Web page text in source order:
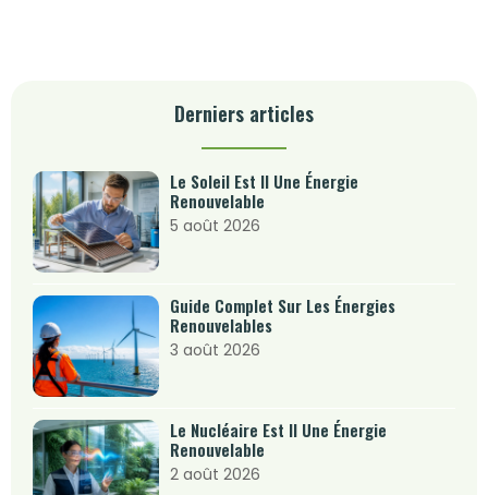
Derniers articles
Le Soleil Est Il Une Énergie
Renouvelable
5 août 2026
Guide Complet Sur Les Énergies
Renouvelables
3 août 2026
Le Nucléaire Est Il Une Énergie
Renouvelable
2 août 2026